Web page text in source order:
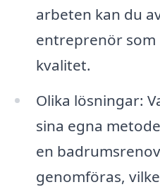
arbeten kan du
entreprenör
kvalitet.
Olika lösningar:
sina egna
en
genomföras,